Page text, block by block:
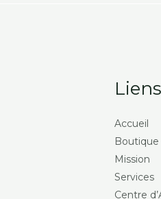
Liens
Accueil
Boutique
Mission
Services
Centre